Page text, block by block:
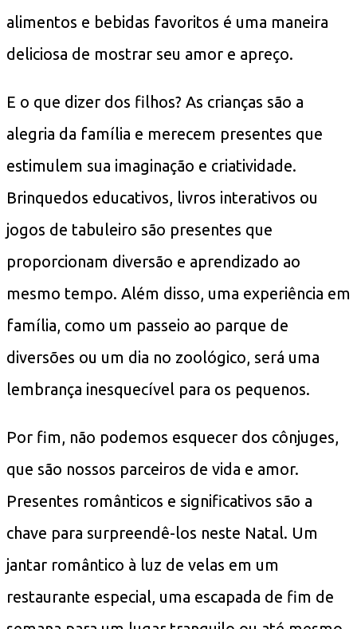
alimentos e bebidas favoritos é uma maneira
deliciosa de mostrar seu amor e apreço.
E o que dizer dos filhos? As crianças são a
alegria da família e merecem presentes que
estimulem sua imaginação e criatividade.
Brinquedos educativos, livros interativos ou
jogos de tabuleiro são presentes que
proporcionam diversão e aprendizado ao
mesmo tempo. Além disso, uma experiência em
família, como um passeio ao parque de
diversões ou um dia no zoológico, será uma
lembrança inesquecível para os pequenos.
Por fim, não podemos esquecer dos cônjuges,
que são nossos parceiros de vida e amor.
Presentes românticos e significativos são a
chave para surpreendê-los neste Natal. Um
jantar romântico à luz de velas em um
restaurante especial, uma escapada de fim de